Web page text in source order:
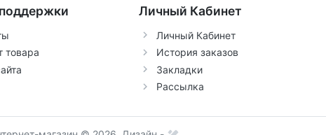
товара
Личный Кабинет
Личный Кабинет
История заказов
Закладки
Рассылка